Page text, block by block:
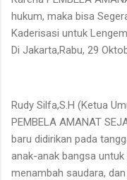
hukum, maka bisa
Kaderisasi untuk
Di Jakarta,Rabu, 29
Rudy Silfa,S.H (Ketua
PEMBELA AMANAT
baru didirikan pada
anak-anak bangsa
menambah saudara,